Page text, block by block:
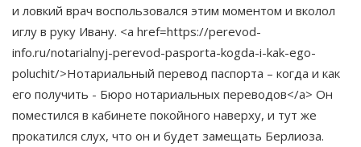
и ловкий врач воспользовался этим моментом и вколол
иглу в руку Ивану. <a href=https://perevod-
info.ru/notarialnyj-perevod-pasporta-kogda-i-kak-ego-
poluchit/>Нотариальный перевод паспорта – когда и как
его получить - Бюро нотариальных переводов</a> Он
поместился в кабинете покойного наверху, и тут же
прокатился слух, что он и будет замещать Берлиоза.